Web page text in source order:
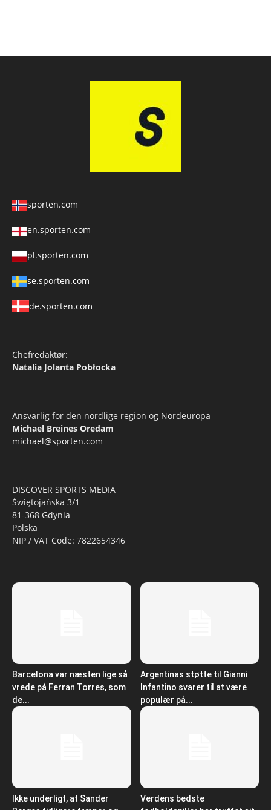
sporten.com
en.sporten.com
pl.sporten.com
se.sporten.com
de.sporten.com
Chefredaktør:
Natalia Jolanta Pobłocka
Ansvarlig for den nordlige region og Nordeuropa
Michael Breines Oredam
michael@sporten.com
DISCOVER SPORTS MEDIA
Świętojańska 3/1
81-368 Gdynia
Polska
NIP / VAT Code: 7822654346
Barcelona var næsten lige så
vrede på Ferran Torres, som
de...
Argentinas støtte til Gianni
Infantino svarer til at være
populær på...
Ikke underligt, at Sander
Verdens bedste